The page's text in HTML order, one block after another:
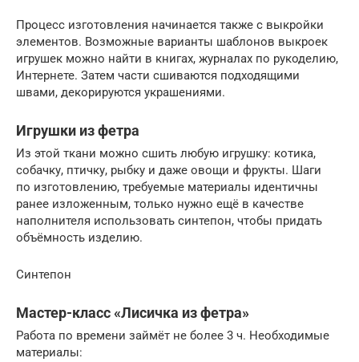
Процесс изготовления начинается также с выкройки
элементов. Возможные варианты шаблонов выкроек
игрушек можно найти в книгах, журналах по рукоделию,
Интернете. Затем части сшиваются подходящими
швами, декорируются украшениями.
Игрушки из фетра
Из этой ткани можно сшить любую игрушку: котика,
собачку, птичку, рыбку и даже овощи и фрукты. Шаги
по изготовлению, требуемые материалы идентичны
ранее изложенным, только нужно ещё в качестве
наполнителя использовать синтепон, чтобы придать
объёмность изделию.
Синтепон
Мастер-класс «Лисичка из фетра»
Работа по времени займёт не более 3 ч. Необходимые
материалы: